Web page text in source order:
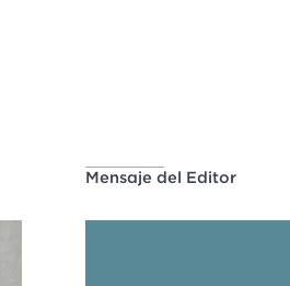
Mensaje del Editor